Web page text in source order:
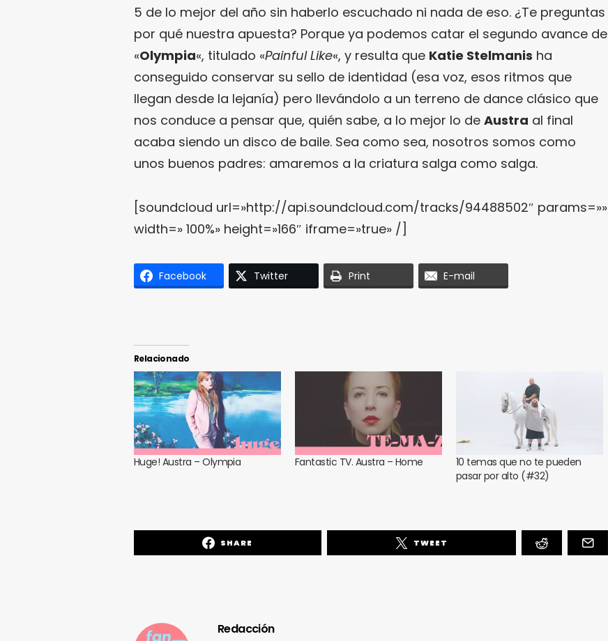
5 de lo mejor del año sin haberlo escuchado ni nada de eso. ¿Te preguntas
por qué nuestra apuesta? Porque ya podemos catar el segundo avance de
«Olympia«, titulado «Painful Like«, y resulta que Katie Stelmanis ha
conseguido conservar su sello de identidad (esa voz, esos ritmos que
llegan desde la lejanía) pero llevándolo a un terreno de dance clásico que
nos conduce a pensar que, quién sabe, a lo mejor lo de Austra al final
acaba siendo un disco de baile. Sea como sea, nosotros somos como
unos buenos padres: amaremos a la criatura salga como salga.
[soundcloud url=»http://api.soundcloud.com/tracks/94488502″ params=»»
width=» 100%» height=»166″ iframe=»true» /]
Facebook Twitter Print E-mail
Relacionado
Huge! Austra – Olympia Fantastic TV. Austra – Home
10 temas que no te pueden
pasar por alto (#32)
SHARE TWEET
Redacción